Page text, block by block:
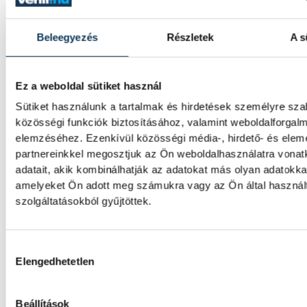
Beleegyezés Részletek A
Ez a weboldal sütiket használ
Sütiket használunk a tartalmak és hirdetések személyre
közösségi funkciók biztosításához, valamint
elemzéséhez. Ezenkívül közösségi média-, hirdető- és
partnereinkkel megosztjuk az Ön weboldalhasználatra
adatait, akik kombinálhatják az adatokat más olyan
amelyeket Ön adott meg számukra vagy az Ön által
szolgáltatásokból gyűjtöttek.
Elengedhetetlen
Beállítások
Meglepték az elemzőket a
Hatalmas meglepetésként értékelték az
júliusi, 1,2 százalékos inflációs adatot.
Sorra kerülnek elő
leletek az alacsony Dunából
A folyó rekordalacsony vízállása miatt egy
motorkerékpárbukkant elő a Batthyány